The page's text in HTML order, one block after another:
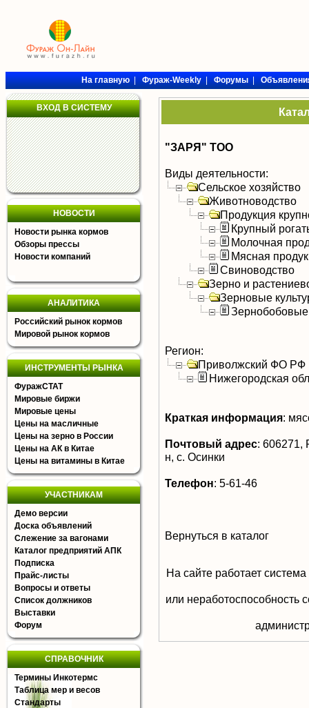
На главную|Фураж-Weekly|Форумы|
ВХОД В СИСТЕМУ
НОВОСТИ
Новости рынка кормов
Обзоры прессы
Новости компаний
АНАЛИТИКА
Российский рынок кормов
Мировой рынок кормов
ИНСТРУМЕНТЫ РЫНКА
ФуражСТАТ
Мировые биржи
Мировые цены
Цены на масличные
Цены на зерно в России
Цены на АК в Китае
Цены на витамины в Китае
УЧАСТНИКАМ
Демо версии
Доска объявлений
Слежение за вагонами
Каталог предприятий АПК
Подписка
Прайс-листы
Вопросы и ответы
Список должников
Выставки
Форум
СПРАВОЧНИК
Термины Инкотермс
Таблица мер и весов
Стандарты
"ЗАРЯ" ТОО
Виды деятельности:
Сельское хозяйство
Животноводство
Продукция
Крупный
Молочная
Мясная
Свиноводство
Зерно и
Зерновые
Зернобобовые
Регион:
Приволжский ФО РФ
Нижегородская
Краткая информация:
Почтовый адрес: 606271,
н, с. Осинки
Телефон: 5-61-46
Вернуться в каталог
На сайте работает
или неработоспособность